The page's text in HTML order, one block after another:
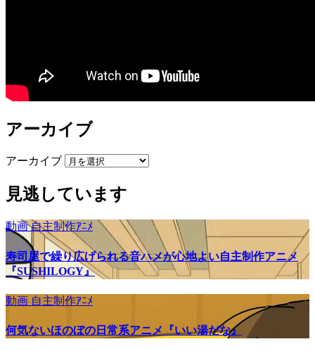
アーカイブ
アーカイブ
見逃しています
動画自主制作ｱﾆﾒ
寿司屋で繰り広げられる音ハメが心地よい自主制作アニメ
『SUSHILOGY』
動画 自主制作ｱﾆﾒ
何気ないほのぼの日常系アニメ『いい湯だな』